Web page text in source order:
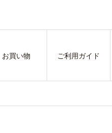
お買い物 ご利用ガイド